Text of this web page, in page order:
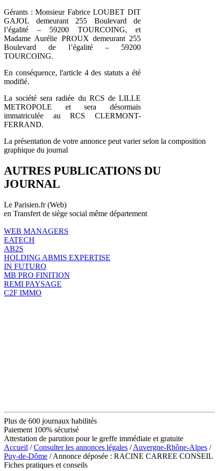
Gérants : Monsieur Fabrice LOUBET DIT
GAJOL demeurant 255 Boulevard de
l’égalité – 59200 TOURCOING, et
Madame Aurélie PROUX demeurant 255
Boulevard de l’égalité – 59200
TOURCOING.
En conséquence, l'article 4 des statuts a été
modifié.
La société sera radiée du RCS de LILLE
METROPOLE et sera désormais
immatriculée au RCS CLERMONT-
FERRAND.
La présentation de votre annonce peut varier selon la composition
graphique du journal
AUTRES PUBLICATIONS DU
JOURNAL
Le Parisien.fr (Web)
en Transfert de siège social même département
WEB MANAGERS
EATECH
AB2S
HOLDING ABMIS EXPERTISE
IN FUTURO
MB PRO FINITION
REMI PAYSAGE
C2F IMMO
Plus de 600 journaux habilités
Paiement 100% sécurisé
Attestation de parution pour le greffe immédiate et gratuite
Accueil /Consulter les annonces légales /Auvergne-Rhône-Alpes /
Puy-de-Dôme / Annonce déposée : RACINE CARREE CONSEIL
Fiches pratiques et conseils